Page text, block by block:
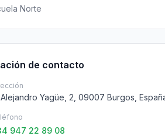
Norte
de contacto
Yagüe, 2, 09007 Burgos,
947 22 89 08